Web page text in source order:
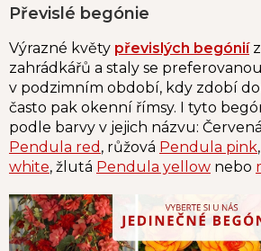
Převislé begónie
Výrazné květy převislých begónií
zahrádkářů a staly se
v podzimním období, kdy zdobí
často pak okenní římsy. I tyto
podle barvy v jejich názvu:
Pendula red , růžová Pendula pink
white, žlutá Pendula yellow nebo